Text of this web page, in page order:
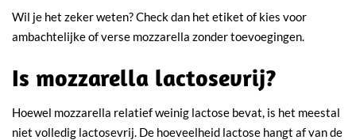
Wil je het zeker weten? Check dan het etiket of kies voor
ambachtelijke of verse mozzarella zonder toevoegingen.
Is mozzarella lactosevrij?
Hoewel mozzarella relatief weinig lactose bevat, is het meestal
niet volledig lactosevrij. De hoeveelheid lactose hangt af van de